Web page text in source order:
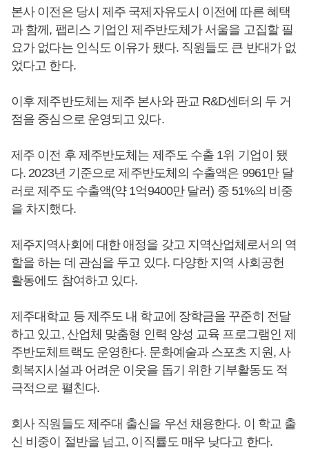
본사 이전은 당시 제주 국제자유도시 이전에 따른 혜택
과 함께, 팹리스 기업인 제주반도체가 서울을 고집할 필
요가 없다는 인식도 이유가 됐다. 직원들도 큰 반대가 없
었다고 한다.
이후 제주반도체는 제주 본사와 판교 R&D센터의 두 거
점을 중심으로 운영되고 있다.
제주 이전 후 제주반도체는 제주도 수출 1위 기업이 됐
다. 2023년 기준으로 제주반도체의 수출액은 9961만 달
러로 제주도 수출액(약 1억9400만 달러) 중 51%의 비중
을 차지했다.
제주지역사회에 대한 애정을 갖고 지역산업체로서의 역
할을 하는 데 관심을 두고 있다. 다양한 지역 사회공헌
활동에도 참여하고 있다.
제주대학교 등 제주도 내 학교에 장학금을 꾸준히 전달
하고 있고, 산업체 맞춤형 인력 양성 교육 프로그램인 제
주반도체트랙도 운영한다. 문화예술과 스포츠 지원, 사
회복지시설과 어려운 이웃을 돕기 위한 기부활동도 적
극적으로 펼친다.
회사 직원들도 제주대 출신을 우선 채용한다. 이 학교 출
신 비중이 절반을 넘고, 이직률도 매우 낮다고 한다.